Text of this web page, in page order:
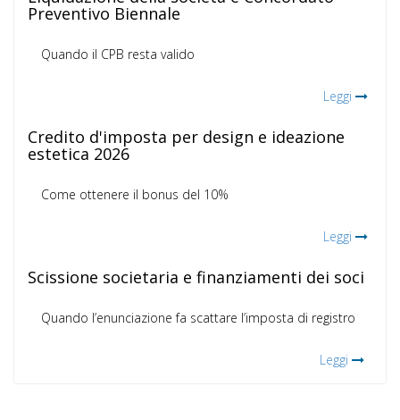
Preventivo Biennale
Quando il CPB resta valido
Leggi
Credito d'imposta per design e ideazione
estetica 2026
Come ottenere il bonus del 10%
Leggi
Scissione societaria e finanziamenti dei soci
Quando l’enunciazione fa scattare l’imposta di registro
Leggi